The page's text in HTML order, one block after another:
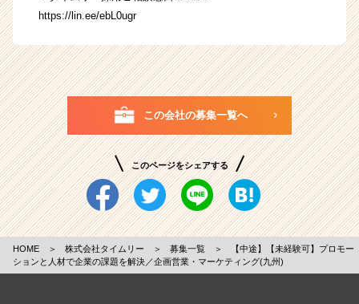
https://lin.ee/ebL0ugr
この会社の募集一覧へ
このページをシェアする
HOME ＞ 株式会社タイムリー ＞ 募集一覧 ＞
【中途】【未経験可】プロモー
ションと人材で企業の課題を解決／企画営業・マーケティング(九州)